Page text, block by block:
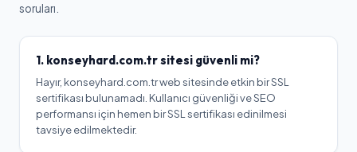
soruları.
1. konseyhard.com.trsitesi güvenli mi?
Hayır, konseyhard.com.tr web sitesinde etkin bir SSL
sertifikası bulunamadı. Kullanıcı güvenliği ve SEO
performansı için hemen bir SSL sertifikası edinilmesi
tavsiye edilmektedir.